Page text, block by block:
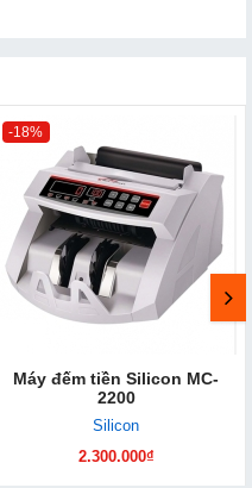
-18%
Máy đếm tiền Silicon MC-
2200
Silicon
2.300.000₫